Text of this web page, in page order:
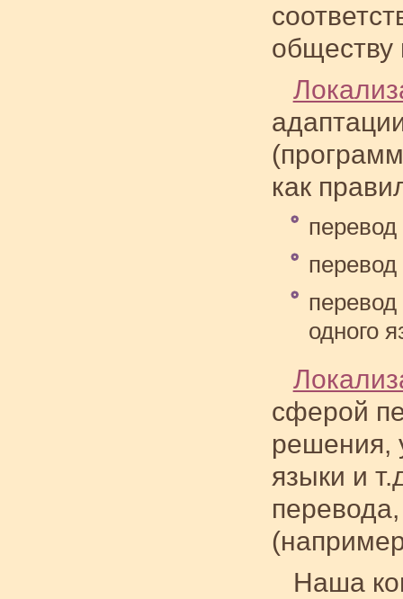
обществу
как
перевод
одного
сферой
решения,
языки и
Наша